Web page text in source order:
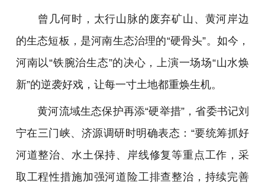
曾几何时，太行山脉的废弃矿山、黄河岸边
的生态短板，是河南生态治理的“硬骨头”。如今，
河南以“铁腕治生态”的决心，上演一场场“山水焕
新”的逆袭好戏，让每一寸土地都重焕生机。
黄河流域生态保护再添“硬举措”，省委书记刘
宁在三门峡、济源调研时明确表态：“要统筹抓好
河道整治、水土保持、岸线修复等重点工作，采
取工程性措施加强河道险工排查整治，持续完善